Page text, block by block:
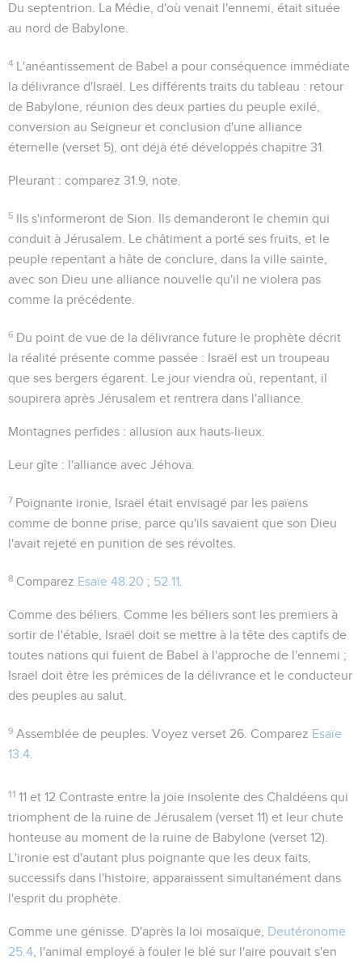
Du septentrion . La Médie, d'où venait l'ennemi, était située
au nord de Babylone.
4 L'anéantissement de Babel a pour conséquence immédiate
la délivrance d'Israël. Les différents traits du tableau : retour
de Babylone, réunion des deux parties du peuple exilé,
conversion au Seigneur et conclusion d'une alliance
éternelle (verset 5), ont déjà été développés chapitre 31.
Pleurant : comparez 31.9 , note.
5 Ils s'informeront de Sion . Ils demanderont le chemin qui
conduit à Jérusalem. Le châtiment a porté ses fruits, et le
peuple repentant a hâte de conclure, dans la ville sainte,
avec son Dieu une alliance nouvelle qu'il ne violera pas
comme la précédente.
6 Du point de vue de la délivrance future le prophète décrit
la réalité présente comme passée : Israël est un troupeau
que ses bergers égarent. Le jour viendra où, repentant, il
soupirera après Jérusalem et rentrera dans l'alliance.
Montagnes perfides : allusion aux hauts-lieux.
Leur gîte : l'alliance avec Jéhova.
7 Poignante ironie, Israël était envisagé par les païens
comme de bonne prise, parce qu'ils savaient que son Dieu
l'avait rejeté en punition de ses révoltes.
8 Comparez Esaïe 48.20 ; 52.11
Comme des béliers . Comme les béliers sont les premiers à
sortir de l'étable, Israël doit se mettre à la tête des captifs de
toutes nations qui fuient de Babel à l'approche de l'ennemi ;
Israël doit être les prémices de la délivrance et le conducteur
des peuples au salut.
9 Assemblée de peuples . Voyez verset 26. Comparez Esaïe
13.4
11 11 et 12 Contraste entre la joie insolente des Chaldéens qui
triomphent de la ruine de Jérusalem (verset 11) et leur chute
honteuse au moment de la ruine de Babylone (verset 12).
L'ironie est d'autant plus poignante que les deux faits,
successifs dans l'histoire, apparaissent simultanément dans
l'esprit du prophète.
Comme une génisse . D'après la loi mosaïque, Deutéronome
25.4 , l'animal employé à fouler le blé sur l'aire pouvait s'en